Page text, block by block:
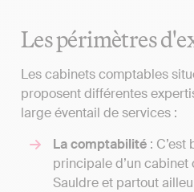
Les périmètres
Les cabinets comptables
proposent différentes
large éventail de services :
La comptabilité : C’est
principale d’un
Sauldre et partout